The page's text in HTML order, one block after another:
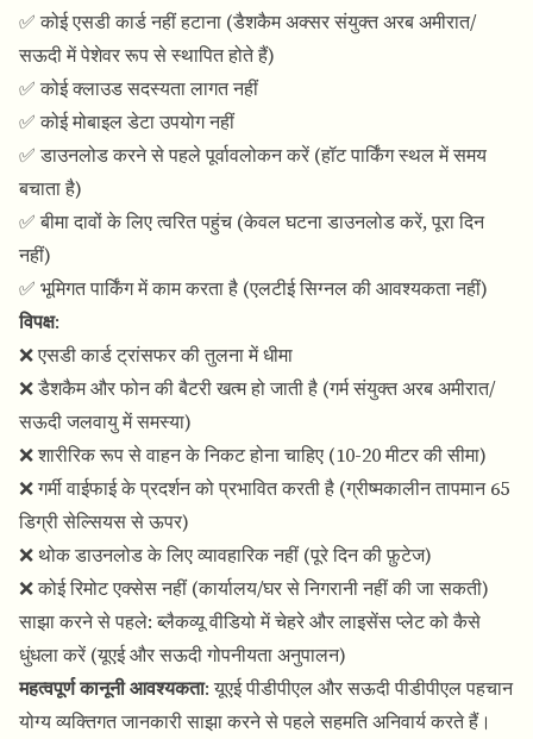
✅ कोई एसडी कार्ड नहीं हटाना (डैशकैम अक्सर संयुक्त अरब अमीरात/
सऊदी में पेशेवर रूप से स्थापित होते हैं)
✅ कोई क्लाउड सदस्यता लागत नहीं
✅ कोई मोबाइल डेटा उपयोग नहीं
✅ डाउनलोड करने से पहले पूर्वावलोकन करें (हॉट पार्किंग स्थल में समय
बचाता है)
✅ बीमा दावों के लिए त्वरित पहुंच (केवल घटना डाउनलोड करें, पूरा दिन
नहीं)
✅ भूमिगत पार्किंग में काम करता है (एलटीई सिग्नल की आवश्यकता नहीं)
विपक्ष:
❌ एसडी कार्ड ट्रांसफर की तुलना में धीमा
❌ डैशकैम और फोन की बैटरी खत्म हो जाती है (गर्म संयुक्त अरब अमीरात/
सऊदी जलवायु में समस्या)
❌ शारीरिक रूप से वाहन के निकट होना चाहिए (10-20 मीटर की सीमा)
❌ गर्मी वाईफाई के प्रदर्शन को प्रभावित करती है (ग्रीष्मकालीन तापमान 65
डिग्री सेल्सियस से ऊपर)
❌ थोक डाउनलोड के लिए व्यावहारिक नहीं (पूरे दिन की फ़ुटेज)
❌ कोई रिमोट एक्सेस नहीं (कार्यालय/घर से निगरानी नहीं की जा सकती)
साझा करने से पहले: ब्लैकव्यू वीडियो में चेहरे और लाइसेंस प्लेट को कैसे
धुंधला करें (यूएई और सऊदी गोपनीयता अनुपालन)
महत्वपूर्ण कानूनी आवश्यकता: यूएई पीडीपीएल और सऊदी पीडीपीएल पहचान
योग्य व्यक्तिगत जानकारी साझा करने से पहले सहमति अनिवार्य करते हैं।